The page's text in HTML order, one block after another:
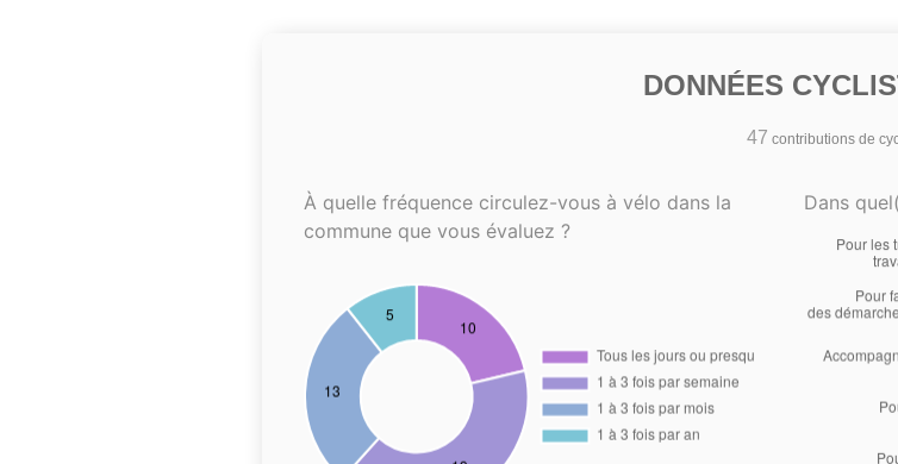
DONNÉES
47 contributions de
À quelle fréquence circulez-vous à vélo dans la
commune que vous évaluez ?
Dans